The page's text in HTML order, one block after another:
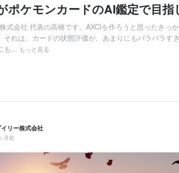
ポケモンカードのAI鑑定で目指
式会社 代表の高橋です。AXCIを作ろうと思ったきっ
それは、カードの状態評価が、あまりにもバラバラす
も... もっと見る
リー株式会社
月前